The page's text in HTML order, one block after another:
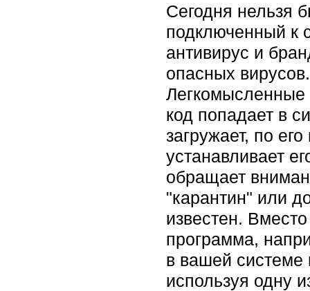
Сегодня нельзя
подключенный к
антивирус и
опасных
Легкомысленные
код попадает в
загружает, по
устанавливает
обращает
"карантин" или
известен.
программа,
в вашей системе
используя одну